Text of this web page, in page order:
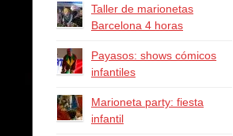
Taller de marionetas
Barcelona 4 horas
Payasos: shows cómicos
infantiles
Marioneta party: fiesta
infantil